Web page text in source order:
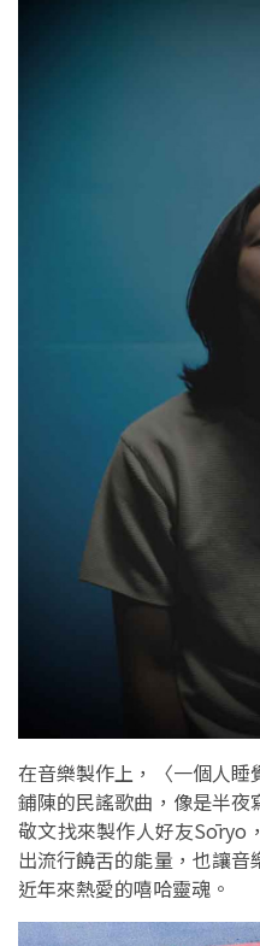
在音樂製作上，〈一個人
鋪陳的民謠歌曲，像是半
敬文找來製作人好友Sōryo
出流行饒舌的能量，也讓
近年來熱愛的嘻哈靈魂。